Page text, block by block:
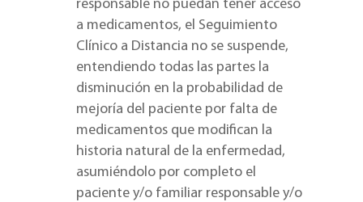
responsable no puedan tener acceso
a medicamentos, el Seguimiento
Clínico a Distancia no se suspende,
entendiendo todas las partes la
disminución en la probabilidad de
mejoría del paciente por falta de
medicamentos que modifican la
historia natural de la enfermedad,
asumiéndolo por completo el
paciente y/o familiar responsable y/o